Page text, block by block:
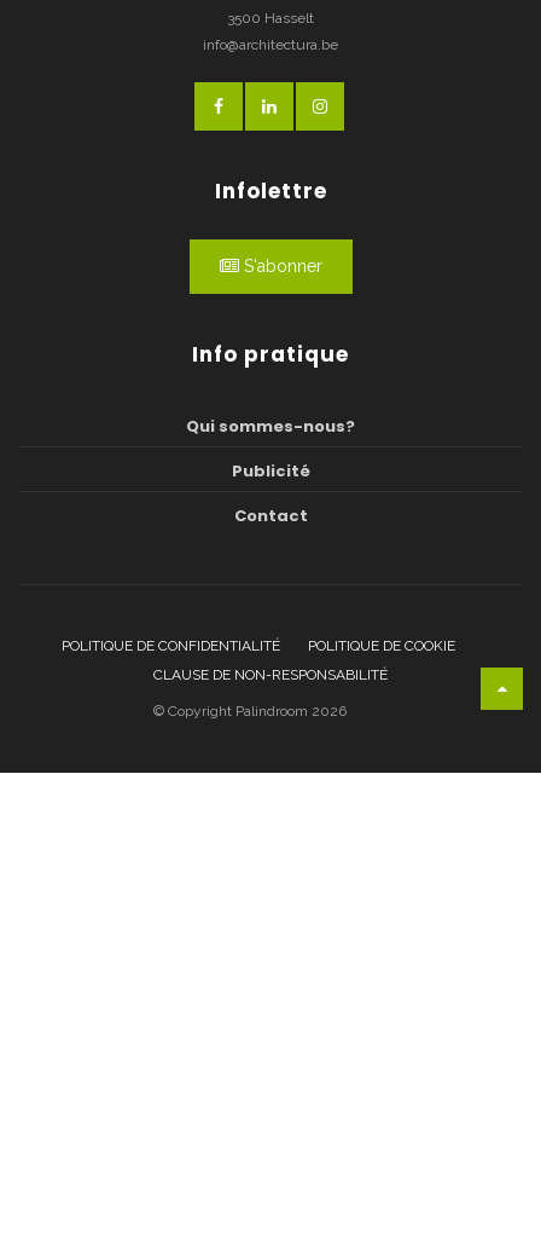
3500 Hasselt
info@architectura.be
Infolettre
S'abonner
Info pratique
Qui sommes-nous?
Publicité
Contact
POLITIQUE DE CONFIDENTIALITÉ
POLITIQUE DE COOKIE
CLAUSE DE NON-RESPONSABILITÉ
© Copyright Palindroom 2026